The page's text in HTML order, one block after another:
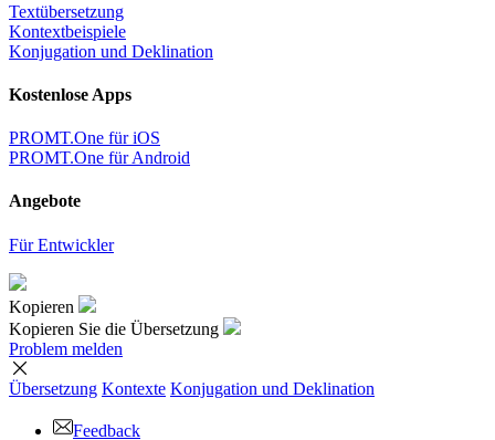
Textübersetzung
Kontextbeispiele
Konjugation und Deklination
Kostenlose Apps
PROMT.One für iOS
PROMT.One für Android
Angebote
Für Entwickler
Kopieren
Kopieren Sie die Übersetzung
Problem melden
Übersetzung Kontexte Konjugation und Deklination
Feedback